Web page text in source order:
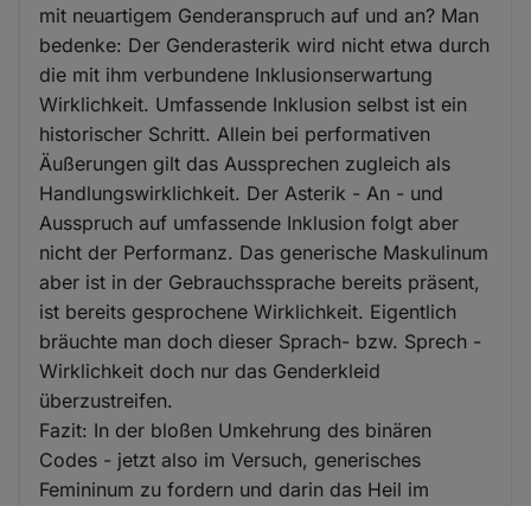
mit neuartigem Genderanspruch auf und an? Man
bedenke: Der Genderasterik wird nicht etwa durch
die mit ihm verbundene Inklusionserwartung
Wirklichkeit. Umfassende Inklusion selbst ist ein
historischer Schritt. Allein bei performativen
Äußerungen gilt das Aussprechen zugleich als
Handlungswirklichkeit. Der Asterik - An - und
Ausspruch auf umfassende Inklusion folgt aber
nicht der Performanz. Das generische Maskulinum
aber ist in der Gebrauchssprache bereits präsent,
ist bereits gesprochene Wirklichkeit. Eigentlich
bräuchte man doch dieser Sprach- bzw. Sprech -
Wirklichkeit doch nur das Genderkleid
überzustreifen.
Fazit: In der bloßen Umkehrung des binären
Codes - jetzt also im Versuch, generisches
Femininum zu fordern und darin das Heil im